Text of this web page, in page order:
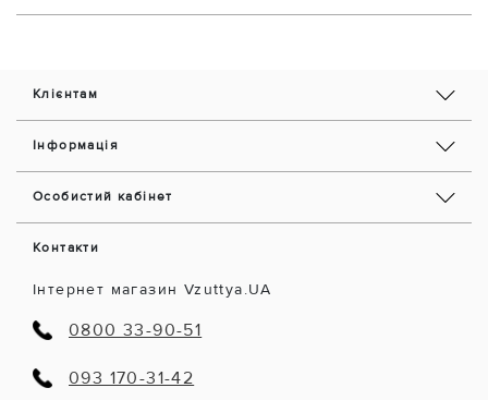
Клієнтам
Інформація
Особистий кабінет
Контакти
Інтернет магазин Vzuttya.UA
0800 33-90-51
093 170-31-42